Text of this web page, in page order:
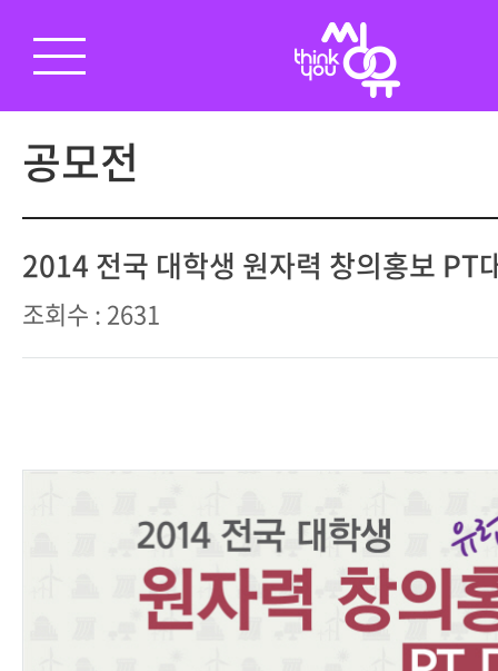
공모전
2014 전국 대학생 원자력 창의홍보 PT
조회수 : 2631